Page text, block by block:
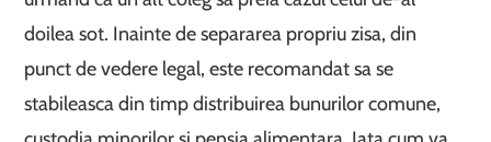
doilea sot. Inainte de separarea propriu zisa, din
punct de vedere legal, este recomandat sa se
stabileasca din timp distribuirea bunurilor comune,